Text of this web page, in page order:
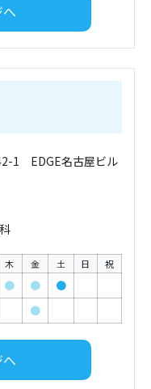
1 EDGE名古屋ビル
木 金 土 日 祝
● ●
●
●